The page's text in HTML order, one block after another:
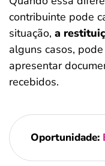
contribuinte pode
situação, a
alguns casos,
apresentar
recebidos.
Oportunidade: